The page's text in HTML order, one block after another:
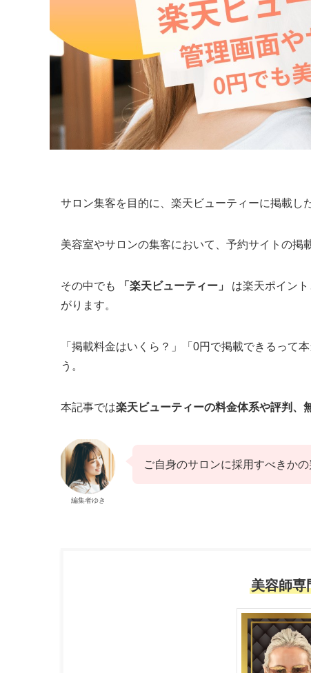
サロン集客を目的に、楽天ビューティーに掲載し
美容室やサロンの集客において、予約サイトの掲
その中でも 「楽天ビューティー」
は楽天ポイン
がります。
「掲載料金はいくら？」「0円で掲載できるって
う。
本記事では楽天ビューティーの料金体系や評判、
編集者ゆき
ご自身のサロンに採用すべきか
美容師専